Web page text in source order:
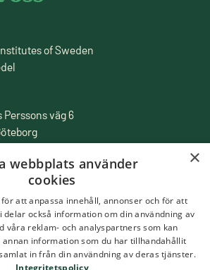
of Sweden
väg 6
×
webbplats använder
cookies
att anpassa innehåll, annonser och för att
delar också information om din användning av
våra reklam- och analyspartners som kan
annan information som du har tillhandahållit
in från din användning av deras tjänster.
Integritetspolicy